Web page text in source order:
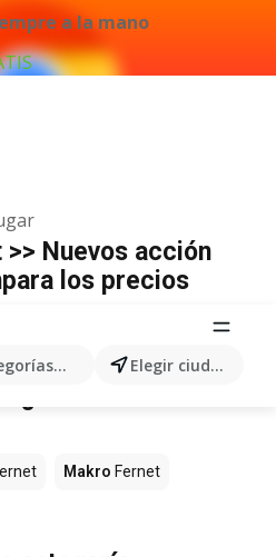
a la mano
productos... Elegir ciudad
Nuevos acción
los precios
para este
Makro Fernet